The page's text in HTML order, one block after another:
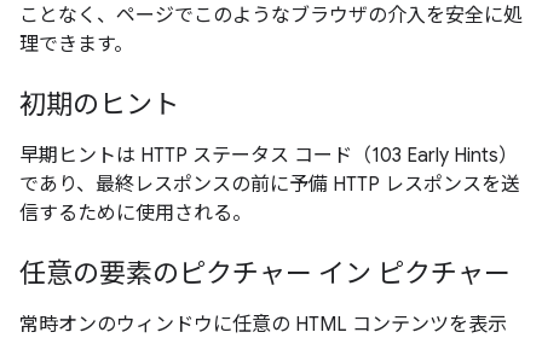
ことなく、ページでこのようなブラウザの介入を安全に処
理できます。
初期のヒント
早期ヒントは HTTP ステータス コード（103 Early Hints）
であり、最終レスポンスの前に予備 HTTP レスポンスを送
信するために使用される。
任意の要素のピクチャー イン ピクチャー
常時オンのウィンドウに任意の HTML コンテンツを表示